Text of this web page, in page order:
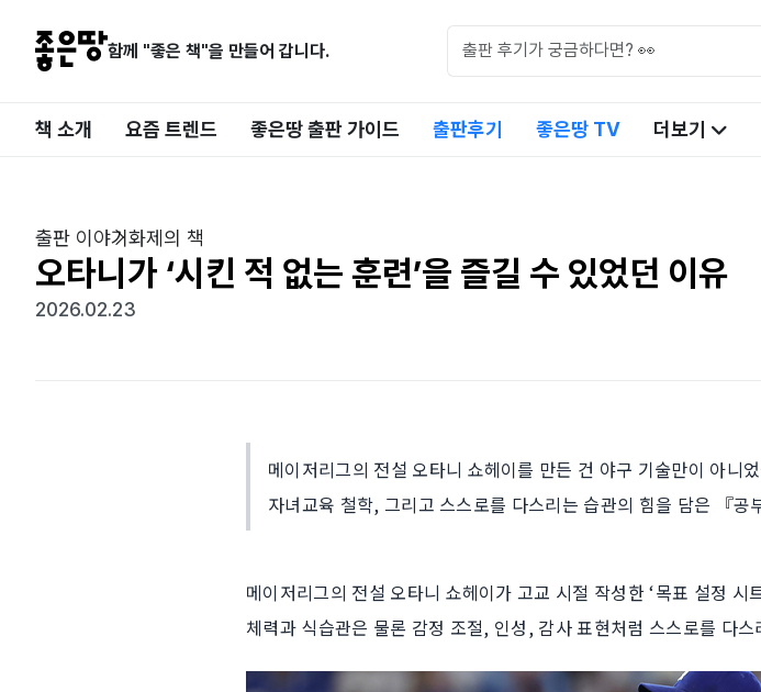
함께 "좋은 책"을 만들어 갑니다.
책 소개 요즘 트렌드 좋은땅 출판 가이드 출판후기 좋은땅 TV 더보기
출판 이야기화제의 책
오타니가 ‘시킨 적 없는 훈련’을 즐길 수 있었던 이유
2026.02.23
메이저리그의 전설 오타니 쇼헤이를 만든 건 야구 기술만이 아니
자녀교육 철학, 그리고 스스로를 다스리는 습관의 힘을 담은 『
메이저리그의 전설 오타니 쇼헤이가 고교 시절 작성한 ‘목표 설정
체력과 식습관은 물론 감정 조절, 인성, 감사 표현처럼 스스로를 다